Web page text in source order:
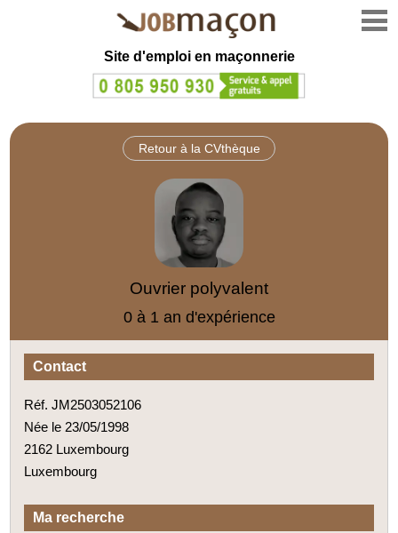
Site d'emploi en maçonnerie
Retour à la CVthèque
Ouvrier polyvalent
0 à 1 an d'expérience
Contact
Réf. JM2503052106
Née le 23/05/1998
2162 Luxembourg
Luxembourg
Ma recherche